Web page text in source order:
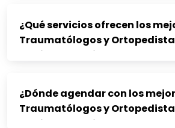
¿Qué servicios ofrecen los
Traumatólogos y
Saltillo Coahuila?
¿Dónde agendar con los
Traumatólogos y
Saltillo Coahuila?